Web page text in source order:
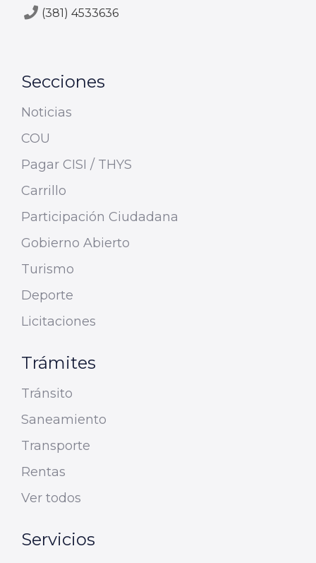
(381) 4533636
Secciones
Noticias
COU
Pagar CISI / THYS
Carrillo
Participación Ciudadana
Gobierno Abierto
Turismo
Deporte
Licitaciones
Trámites
Tránsito
Saneamiento
Transporte
Rentas
Ver todos
Servicios